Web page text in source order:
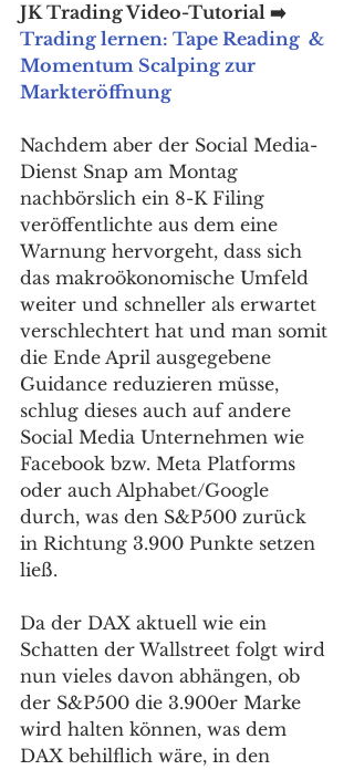
JK Trading Video-Tutorial ➡️
Trading lernen: Tape Reading  &
Momentum Scalping zur
Markteröffnung
Nachdem aber der Social Media-
Dienst Snap am Montag
nachbörslich ein 8-K Filing
veröffentlichte aus dem eine
Warnung hervorgeht, dass sich
das makroökonomische Umfeld
weiter und schneller als erwartet
verschlechtert hat und man somit
die Ende April ausgegebene
Guidance reduzieren müsse,
schlug dieses auch auf andere
Social Media Unternehmen wie
Facebook bzw. Meta Platforms
oder auch Alphabet/Google
durch, was den S&P500 zurück
in Richtung 3.900 Punkte setzen
ließ.
Da der DAX aktuell wie ein
Schatten der Wallstreet folgt wird
nun vieles davon abhängen, ob
der S&P500 die 3.900er Marke
wird halten können, was dem
DAX behilflich wäre, in den